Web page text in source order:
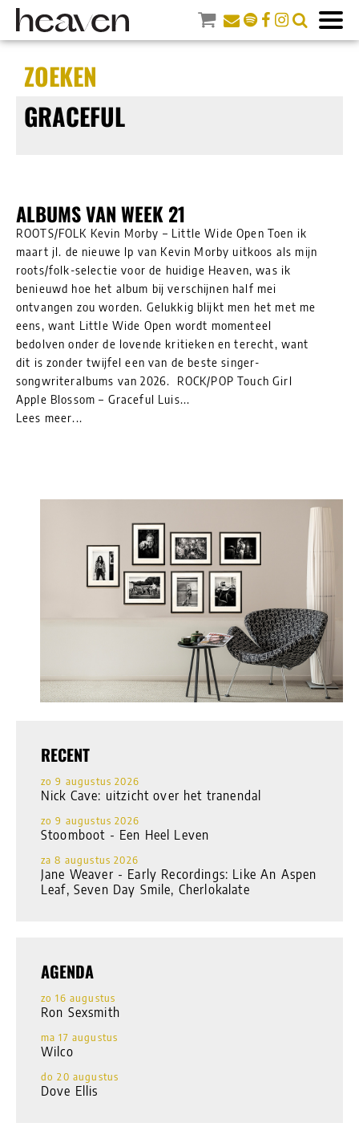
ZOEKEN
GRACEFUL
ALBUMS VAN WEEK 21
ROOTS/FOLK Kevin Morby – Little Wide Open Toen ik
maart jl. de nieuwe lp van Kevin Morby uitkoos als mijn
roots/folk-selectie voor de huidige Heaven, was ik
benieuwd hoe het album bij verschijnen half mei
ontvangen zou worden. Gelukkig blijkt men het met me
eens, want Little Wide Open wordt momenteel
bedolven onder de lovende kritieken en terecht, want
dit is zonder twijfel een van de beste singer-
songwriteralbums van 2026. ROCK/POP Touch Girl
Apple Blossom – Graceful Luis...
Lees meer...
RECENT
zo 9 augustus 2026
Nick Cave: uitzicht over het tranendal
zo 9 augustus 2026
Stoomboot - Een Heel Leven
za 8 augustus 2026
Jane Weaver - Early Recordings: Like An Aspen
Leaf, Seven Day Smile, Cherlokalate
AGENDA
zo 16 augustus
Ron Sexsmith
ma 17 augustus
Wilco
do 20 augustus
Dove Ellis